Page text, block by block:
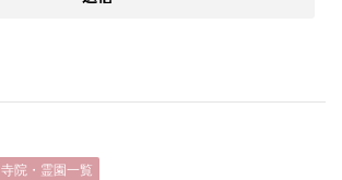
寺院・霊園一覧